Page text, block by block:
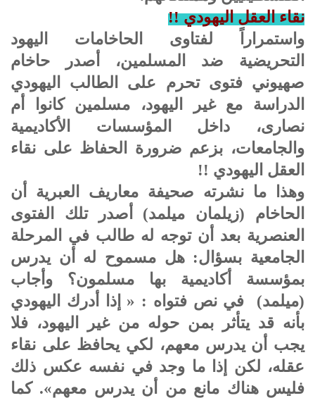
نقاء العقل اليهودي !!
واستمراراً لفتاوى الحاخامات اليهود
التحريضية ضد المسلمين، أصدر حاخام
صهيوني فتوى تحرم على الطالب اليهودي
الدراسة مع غير اليهود، مسلمين كانوا أم
نصارى، داخل المؤسسات الأكاديمية
والجامعات، بزعم ضرورة الحفاظ على نقاء
العقل اليهودي !!
وهذا ما نشرته صحيفة معاريف العبرية أن
الحاخام (زيلمان ميلمد) أصدر تلك الفتوى
العنصرية بعد أن توجه له طالب في المرحلة
الجامعية بسؤال: هل مسموح له أن يدرس
بمؤسسة أكاديمية بها مسلمون؟ وأجاب
(ميلمد) في نص فتواه : « إذا أدرك اليهودي
بأنه قد يتأثر بمن حوله من غير اليهود، فلا
يجب أن يدرس معهم، لكي يحافظ على نقاء
عقله، لكن إذا ما وجد في نفسه عكس ذلك
فليس هناك مانع من أن يدرس معهم». كما